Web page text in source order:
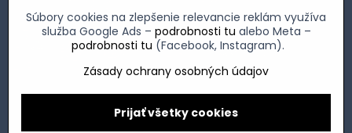
©2026Copyright
Predvoľby súkromiaZásady ochrany osobných údajov
Súbory cookies na zlepšenie relevancie reklám využíva
služba Google Ads – podrobnosti tu alebo Meta –
podrobnosti tu (Facebook, Instagram).
Zásady ochrany osobných údajov
Prijať všetky cookies